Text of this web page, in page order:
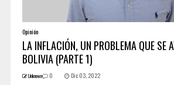
Opinión
LA INFLACIÓN, UN PROBLEMA QUE SE
BOLIVIA (PARTE 1)
Unknown 0 Dic 03, 2022